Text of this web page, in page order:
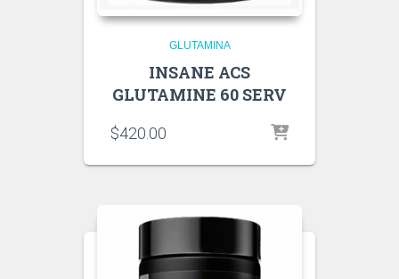
GLUTAMINA
INSANE ACS
GLUTAMINE 60 SERV
$420.00